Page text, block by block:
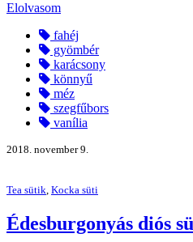
Elolvasom
fahéj
gyömbér
karácsony
könnyű
méz
szegfűbors
vanília
2018. november 9.
Tea sütik Kocka süti
Édesburgonyás diós